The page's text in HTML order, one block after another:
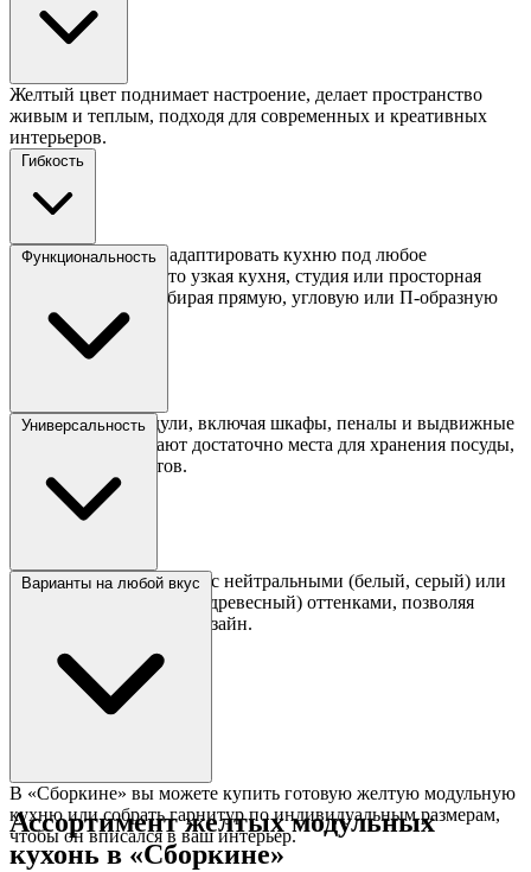
Желтый цвет поднимает настроение, делает пространство
живым и теплым, подходя для современных и креативных
интерьеров.
Гибкость
Модули позволяют адаптировать кухню под любое
пространство, будь то узкая кухня, студия или просторная
кухня-гостиная, выбирая прямую, угловую или П-образную
конфигурацию.
Функциональность
Продуманные модули, включая шкафы, пеналы и выдвижные
ящики, обеспечивают достаточно места для хранения посуды,
техники и продуктов.
Универсальность
Желтый цвет сочетается с нейтральными (белый, серый) или
контрастными (черный, древесный) оттенками, позволяя
создать гармоничный дизайн.
Варианты на любой вкус
В «Сборкине» вы можете купить готовую желтую модульную
кухню или собрать гарнитур по индивидуальным размерам,
чтобы он вписался в ваш интерьер.
Ассортимент желтых модульных
кухонь в «Сборкине»